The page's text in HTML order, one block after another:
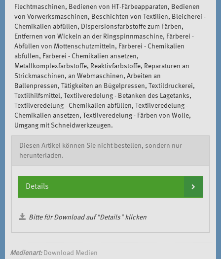
Flechtmaschinen, Bedienen von HT-Färbeapparaten, Bedienen
von Vorwerksmaschinen, Beschichten von Textilien, Bleicherei -
Chemikalien abfüllen, Dispersionsfarbstoffe zum Färben,
Entfernen von Wickeln an der Ringspinnmaschine, Färberei -
Abfüllen von Mottenschutzmitteln, Färberei - Chemikalien
abfüllen, Färberei - Chemikalien ansetzen,
Metallkomplexfarbstoffe, Reaktivfarbstoffe, Reparaturen an
Strickmaschinen, an Webmaschinen, Arbeiten an
Ballenpressen, Tätigkeiten an Bügelpressen, Textildruckerei,
Textilhilfsmittel, Textilveredelung - Betanken des Lagetanks,
Textilveredelung - Chemikalien abfüllen, Textilveredelung -
Chemikalien ansetzen, Textilveredelung - Färben von Wolle,
Umgang mit Schneidwerkzeugen.
Diesen Artikel können Sie nicht bestellen, sondern nur
herunterladen.
Details
Bitte für Download auf "Details" klicken
Medienart:Download Medien